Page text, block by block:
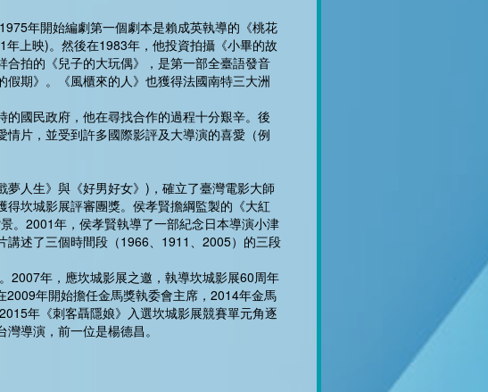
年開始編劇第一個劇本是賴成英執導的《桃花
上映)。然後在1983年，他投資拍攝《小畢的故
拍的《兒子的大玩偶》，是第一部全臺語發音
期》。《風櫃來的人》也獲得法國南特三大洲
國民政府，他在尋找合作的過程十分艱辛。後
片，並受到許多國際影評及大導演的喜愛（例
人生》與《好男好女》)，確立了臺灣電影大師
坎城影展評審團獎。侯孝賢擔綱監製的《大紅
。2001年，侯孝賢執導了一部紀念日本導演小津
述了三個時間段（1966、1911、2005）的三段
2007年，應坎城影展之邀，執導坎城影展60周年
年開始擔任金馬獎執委會主席，2014年金馬
年《刺客聶隱娘》入選坎城影展競賽單元角逐
導演，前一位是楊德昌。